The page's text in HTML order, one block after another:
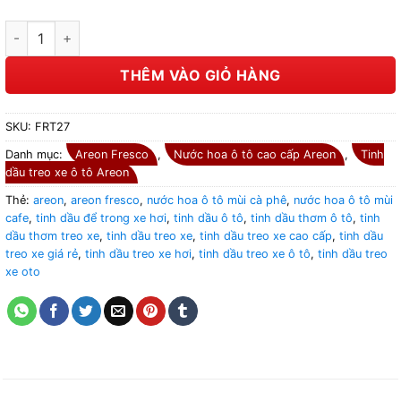
Tinh dầu treo xe ô tô hương cà phê – Areon Fresco Coffee số
THÊM VÀO GIỎ HÀNG
SKU: FRT27
Danh mục: Areon Fresco , Nước hoa ô tô cao cấp Areon ,
Tinh
dầu treo xe ô tô Areon
Thẻ: areon, areon fresco, nước hoa ô tô mùi cà phê, nước hoa ô tô mùi
cafe, tinh dầu để trong xe hơi, tinh dầu ô tô, tinh dầu thơm ô tô, tinh
dầu thơm treo xe, tinh dầu treo xe, tinh dầu treo xe cao cấp, tinh dầu
treo xe giá rẻ, tinh dầu treo xe hơi, tinh dầu treo xe ô tô, tinh dầu treo
xe oto